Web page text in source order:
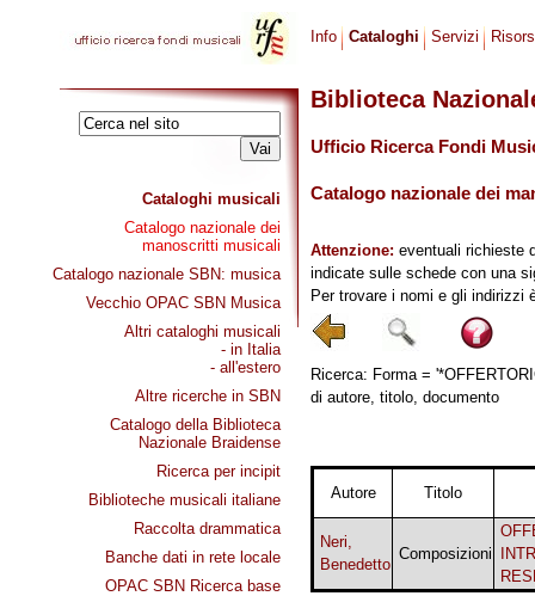
Cataloghi musicali
Catalogo nazionale dei
manoscritti musicali
Catalogo nazionale SBN: musica
Vecchio OPAC SBN Musica
Altri cataloghi musicali
- in Italia
- all'estero
Altre ricerche in SBN
Catalogo della Biblioteca
Nazionale Braidense
Ricerca per incipit
Biblioteche musicali italiane
Raccolta drammatica
Banche dati in rete locale
OPAC SBN Ricerca base
Info Cataloghi Servizi
Biblioteca
Ufficio Ricerca Fondi
Catalogo nazionale dei
Attenzione: eventuali richieste
indicate sulle schede con una
Per trovare i nomi e gli indirizzi
Ricerca: Forma =
di autore, titolo, documento
Autore Titolo
Neri,
Benedetto
Composizioni